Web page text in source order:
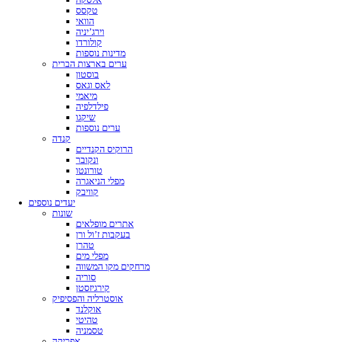
טקסס
הוואי
וירג’יניה
קולורדו
מדינות נוספות
ערים בארצות הברית
בוסטון
לאס וגאס
מיאמי
פילדלפיה
שיקגו
ערים נוספות
קנדה
הרוקיס הקנדיים
ונקובר
טורונטו
מפלי הניאגרה
קוויבק
יעדים נוספים
שונות
אתרים מופלאים
בעקבות ז’ול ורן
טהרן
מפלי מים
מרחקים מקו המשווה
סוריה
קירגיזסטן
אוסטרליה והפסיפיק
אוקלנד
טהיטי
טסמניה